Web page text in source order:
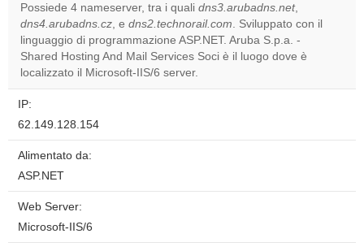
Do you
own this
website?
Possiede 4 nameserver, tra i quali dns3.arubadns.net,
dns4.arubadns.cz, e dns2.technorail.com. Sviluppato con il
linguaggio di programmazione ASP.NET. Aruba S.p.a. -
Shared Hosting And Mail Services Soci è il luogo dove è
localizzato il Microsoft-IIS/6 server.
IP:
62.149.128.154
Alimentato da:
ASP.NET
Web Server:
Microsoft-IIS/6